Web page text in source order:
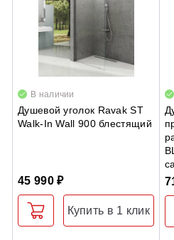
В наличии
Душевой уголок Ravak ST
Walk-In Wall 900 блестящий
45 990 ₽
Купить в 1 клик